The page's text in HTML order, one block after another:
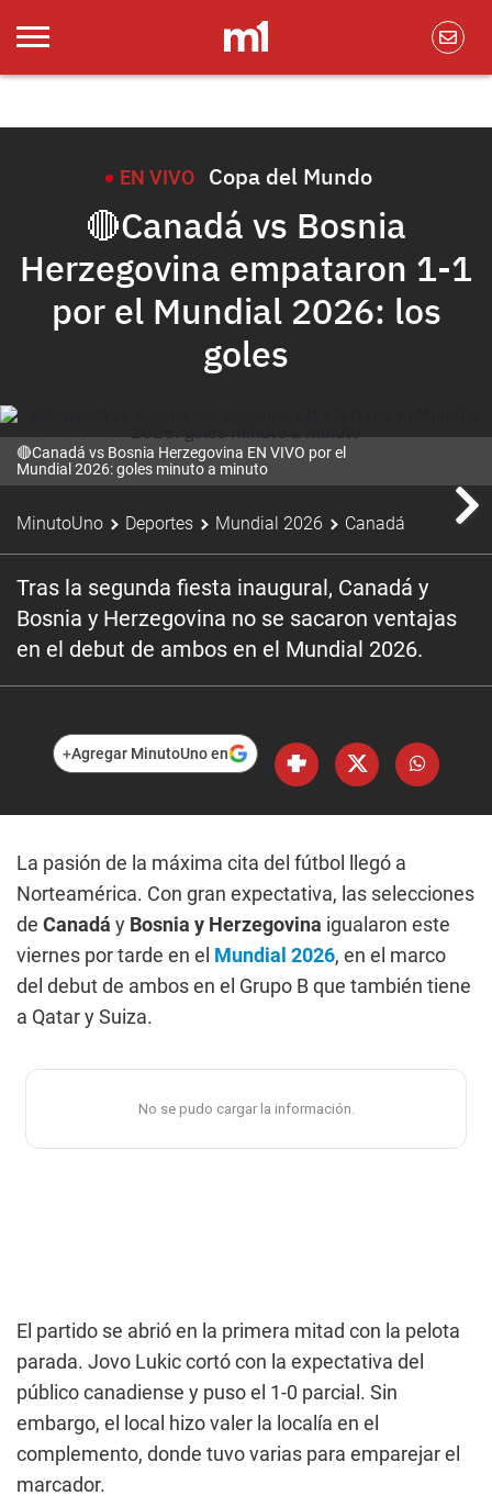
EN VIVO Copa del Mundo
🔴Canadá vs Bosnia
Herzegovina empataron 1-1
por el Mundial 2026: los
goles
🔴Canadá vs Bosnia Herzegovina EN VIVO por el
Mundial 2026: goles minuto a minuto
MinutoUno Deportes Mundial 2026 Canadá
Tras la segunda fiesta inaugural, Canadá y
Bosnia y Herzegovina no se sacaron ventajas
en el debut de ambos en el Mundial 2026.
+Agregar MinutoUno en
La pasión de la máxima cita del fútbol llegó a
Norteamérica. Con gran expectativa, las selecciones
de Canadá y Bosnia y Herzegovina igualaron este
viernes por tarde en el Mundial 2026, en el marco
del debut de ambos en el Grupo B que también tiene
a Qatar y Suiza.
El partido se abrió en la primera mitad con la pelota
parada. Jovo Lukic cortó con la expectativa del
público canadiense y puso el 1-0 parcial. Sin
embargo, el local hizo valer la localía en el
complemento, donde tuvo varias para emparejar el
marcador.